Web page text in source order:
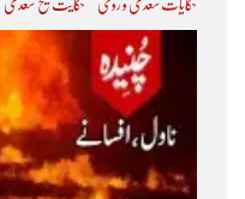
حکایات سعدی و رومی حکایت شیخ سعدیؒ